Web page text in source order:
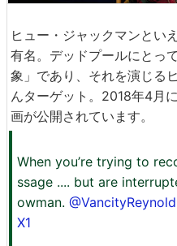
ヒュー・ジャックマンとい
有名。デッドプールにとっ
象」であり、それを演じる
んターゲット。2018年4月
画が公開されています。
When you’re trying to
ssage .... but are
owman.
X1